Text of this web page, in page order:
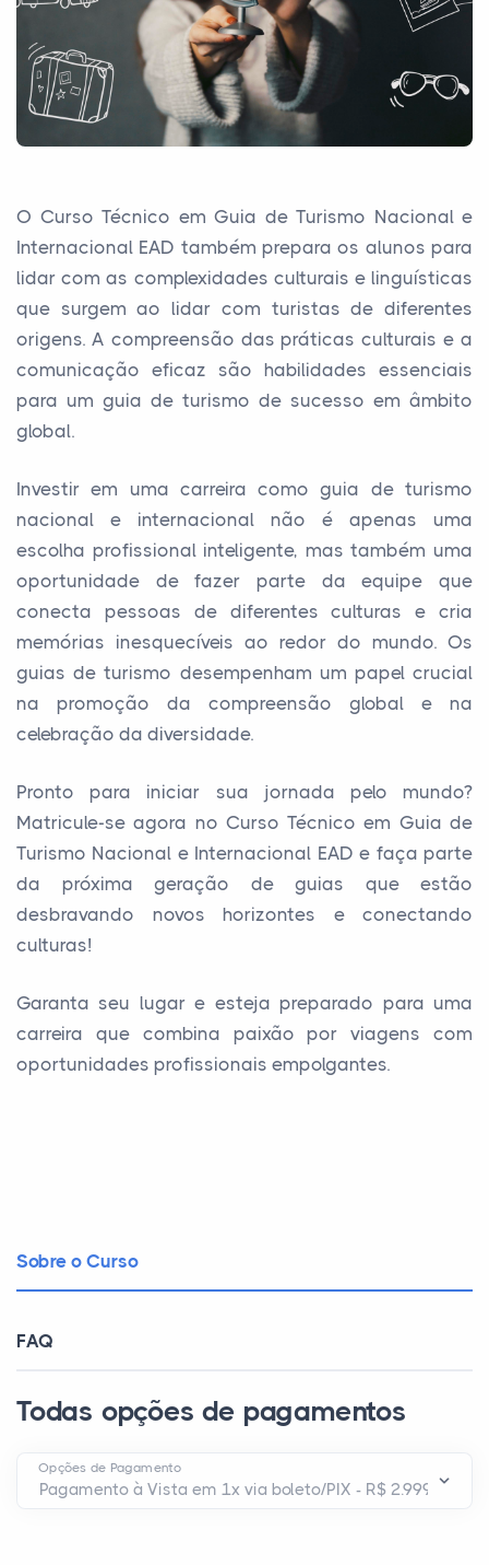
O Curso Técnico em Guia de Turismo Nacional e
Internacional EAD também prepara os alunos para
lidar com as complexidades culturais e linguísticas
que surgem ao lidar com turistas de diferentes
origens. A compreensão das práticas culturais e a
comunicação eficaz são habilidades essenciais
para um guia de turismo de sucesso em âmbito
global.
Investir em uma carreira como guia de turismo
nacional e internacional não é apenas uma
escolha profissional inteligente, mas também uma
oportunidade de fazer parte da equipe que
conecta pessoas de diferentes culturas e cria
memórias inesquecíveis ao redor do mundo. Os
guias de turismo desempenham um papel crucial
na promoção da compreensão global e na
celebração da diversidade.
Pronto para iniciar sua jornada pelo mundo?
Matricule-se agora no Curso Técnico em Guia de
Turismo Nacional e Internacional EAD e faça parte
da próxima geração de guias que estão
desbravando novos horizontes e conectando
culturas!
Garanta seu lugar e esteja preparado para uma
carreira que combina paixão por viagens com
oportunidades profissionais empolgantes.
Sobre o Curso
FAQ
Todas opções de pagamentos
Opções de Pagamento